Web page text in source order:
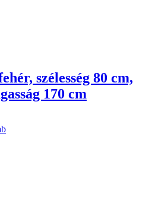
szélesség 80 cm,
170 cm